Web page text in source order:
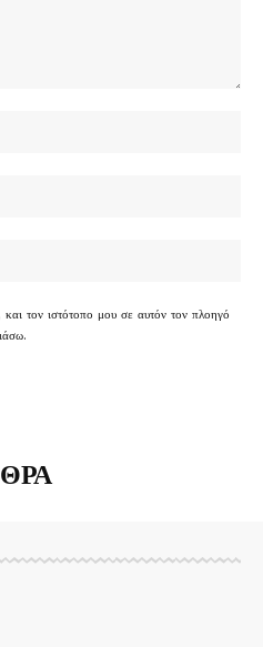
τον ιστότοπο μου σε αυτόν τον πλοηγό